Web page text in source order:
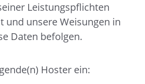
Leistungspflichten
und unsere Weisungen in
Daten befolgen.
Hoster ein: